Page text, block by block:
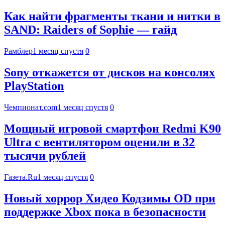
Как найти фрагменты ткани и нитки в
SAND: Raiders of Sophie — гайд
Рамблер1 месяц спустя 0
Sony откажется от дисков на консолях
PlayStation
Чемпионат.com1 месяц спустя 0
Мощный игровой смартфон Redmi K90
Ultra с вентилятором оценили в 32
тысячи рублей
Газета.Ru1 месяц спустя 0
Новый хоррор Хидео Кодзимы OD при
поддержке Xbox пока в безопасности